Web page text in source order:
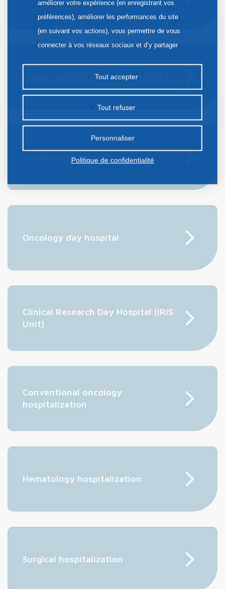
Mobile palliative care team (EMSP)
Geriatric oncology
Oncology day hospital
Clinical Research Day Hospital (IRIS
Unit)
Conventional oncology
hospitalization
Hematology hospitalization
Surgical hospitalization
améliorer votre expérience (en enregistrant vos
préférences), améliorer les performances du site
(en suivant vos actions), vous permettre de vous
connecter à vos réseaux sociaux et d’y partager
la publicité personnalisée sur notre site ou ceux de
nos partenaires. Certains traceurs non classés
préalable.
Tout accepter
Tout refuser
Personnaliser
Politique de confidentialité